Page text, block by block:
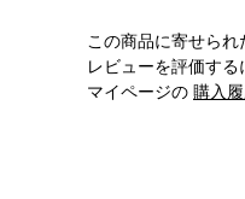
この商品に寄せられ
レビューを評価する
マイページの 購入